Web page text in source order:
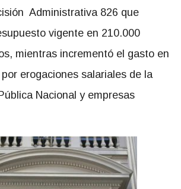
Administrativa 826 que
vigente en 210.000
mientras incrementó el gasto en
erogaciones salariales de la
Nacional y empresas